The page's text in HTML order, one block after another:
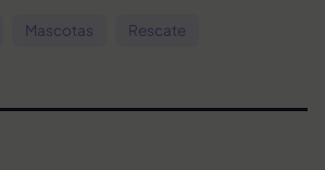
Mascotas Rescate